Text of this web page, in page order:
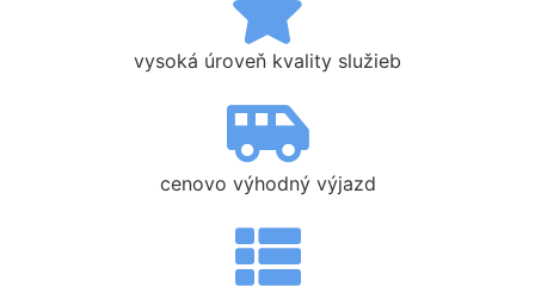
vysoká úroveň kvality služieb
cenovo výhodný výjazd